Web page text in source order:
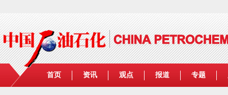
首页 资讯 观点 报道 专题